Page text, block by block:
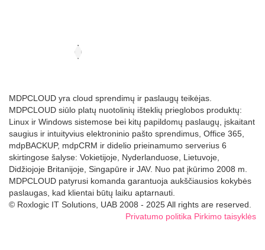
MDPCLOUD yra cloud sprendimų ir paslaugų teikėjas.
MDPCLOUD siūlo platų nuotolinių išteklių prieglobos produktų:
Linux ir Windows sistemose bei kitų papildomų paslaugų, įskaitant
saugius ir intuityvius elektroninio pašto sprendimus, Office 365,
mdpBACKUP, mdpCRM ir didelio prieinamumo serverius 6
skirtingose šalyse: Vokietijoje, Nyderlanduose, Lietuvoje,
Didžiojoje Britanijoje, Singapūre ir JAV. Nuo pat įkūrimo 2008 m.
MDPCLOUD patyrusi komanda garantuoja aukščiausios kokybės
paslaugas, kad klientai būtų laiku aptarnauti.
© Roxlogic IT Solutions, UAB 2008 - 2025 All rights are reserved.
Privatumo politika Pirkimo taisyklės